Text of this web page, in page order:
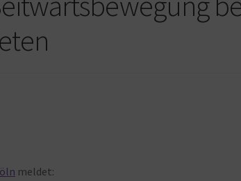
meldet: